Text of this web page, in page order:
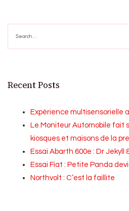
for:
Recent Posts
Expérience multisensorielle
Le Moniteur Automobile fait
kiosques et maisons de la
Essai Abarth 600e : Dr Jekyll
Essai Fiat : Petite Panda
Northvolt : C’est la faillite